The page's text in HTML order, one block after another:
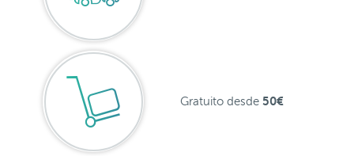
Gratuito desde 50€